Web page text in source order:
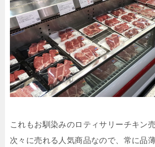
これもお馴染みのロティサリーチキン
次々に売れる人気商品なので、常に品薄